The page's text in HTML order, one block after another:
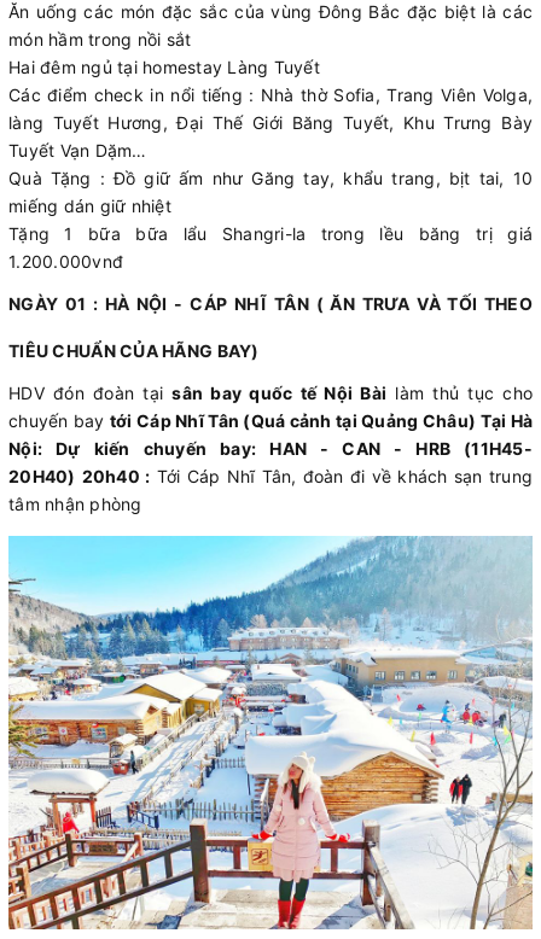
Ăn uống các món đặc sắc của vùng Đông Bắc đặc biệt là các
món hầm trong nồi sắt
Hai đêm ngủ tại homestay Làng Tuyết
Các điểm check in nổi tiếng : Nhà thờ Sofia, Trang Viên Volga,
làng Tuyết Hương, Đại Thế Giới Băng Tuyết, Khu Trưng Bày
Tuyết Vạn Dặm…
Quà Tặng : Đồ giữ ấm như Găng tay, khẩu trang, bịt tai, 10
miếng dán giữ nhiệt
Tặng 1 bữa bữa lẩu Shangri-la trong lều băng trị giá
1.200.000vnđ
NGÀY 01 : HÀ NỘI - CÁP NHĨ TÂN ( ĂN TRƯA VÀ TỐI THEO
TIÊU CHUẨN CỦA HÃNG BAY)
HDV đón đoàn tạisân bay quốc tế Nội Bài làm thủ tục cho
chuyến bay tới Cáp Nhĩ Tân (Quá cảnh tại Quảng Châu) Tại Hà
Nội: Dự kiến chuyến bay: HAN - CAN - HRB (11H45-
20H40) 20h40 : Tới Cáp Nhĩ Tân, đoàn đi về khách sạn trung
tâm nhận phòng